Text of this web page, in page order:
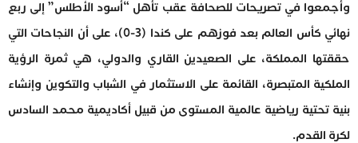
وأجمعوا في تصريحات للصحافة عقب تأهل “أسود الأطلس” إلى ربع
نهائي كأس العالم بعد فوزهم على كندا (3-0)، على أن النجاحات التي
حققتها المملكة، على الصعيدين القاري والدولي، هي ثمرة الرؤية
الملكية المتبصرة، القائمة على الاستثمار في الشباب والتكوين وإنشاء
بنية تحتية رياضية عالمية المستوى من قبيل أكاديمية محمد السادس
لكرة القدم.